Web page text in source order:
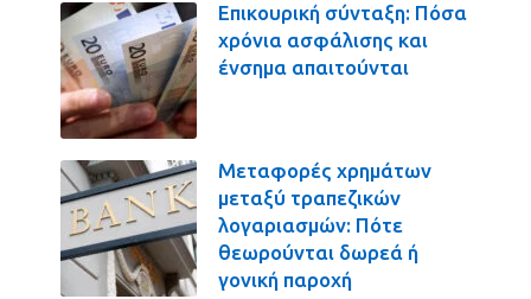
Επικουρική σύνταξη: Πόσα
χρόνια ασφάλισης και
ένσημα απαιτούνται
Μεταφορές χρημάτων
μεταξύ τραπεζικών
λογαριασμών: Πότε
θεωρούνται δωρεά ή
γονική παροχή